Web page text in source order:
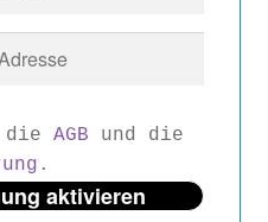
AGB und die
.
aktivieren